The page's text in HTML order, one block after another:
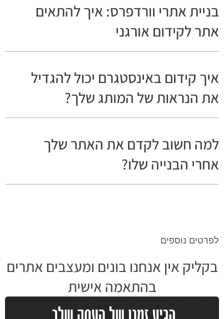
בניית אתרי וורדפרס: איך להתאים
אתר לקידום אורגני
איך קידום באינסטגרם יכול להגדיל
את הנראות של המותג שלך?
למה חשוב לקדם את האתר שלך
אחרי הבנייה שלו?
לפרטים נוספים
בקליק אין אנחנו בונים ומעצבים אתרים
בהתאמה אישית